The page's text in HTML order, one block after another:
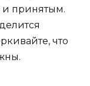
и принятым.
что